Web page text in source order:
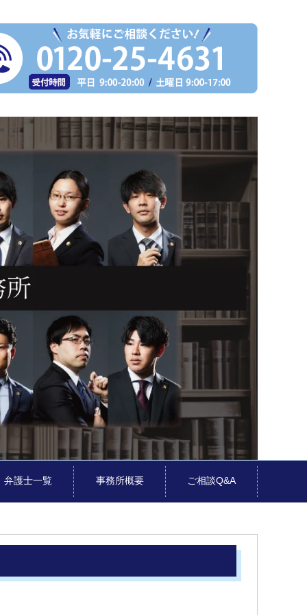
弁護士一覧 事務所概要 ご相談Q&A